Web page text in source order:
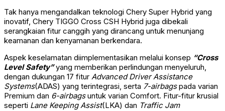
Tak hanya mengandalkan teknologi Chery Super Hybrid yang
inovatif, Chery TIGGO Cross CSH Hybrid juga dibekali
serangkaian fitur canggih yang dirancang untuk menunjang
keamanan dan kenyamanan berkendara.
Aspek keselamatan diimplementasikan melalui konsep “Cross
Level Safety”yang memberikan perlindungan menyeluruh,
dengan dukungan 17 fitur Advanced Driver Assistance
Systems(ADAS) yang terintegrasi, serta 7-airbagspada varian
Premium dan 6-airbagsuntuk varian Comfort. Fitur-fitur krusial
seperti Lane Keeping Assist(LKA) dan Traffic Jam